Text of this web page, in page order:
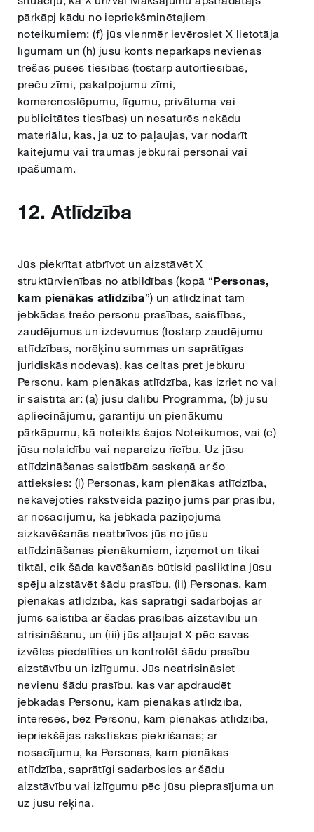
pārkāpj kādu no iepriekšminētajiem
noteikumiem; (f) jūs vienmēr ievērosiet X lietotāja
līgumam un (h) jūsu konts nepārkāps nevienas
trešās puses tiesības (tostarp autortiesības,
preču zīmi, pakalpojumu zīmi,
komercnoslēpumu, līgumu, privātuma vai
publicitātes tiesības) un nesaturēs nekādu
materiālu, kas, ja uz to paļaujas, var nodarīt
kaitējumu vai traumas jebkurai personai vai
īpašumam.
12. Atlīdzība
Jūs piekrītat atbrīvot un aizstāvēt X
struktūrvienības no atbildības (kopā “Personas,
kam pienākas atlīdzība”) un atlīdzināt tām
jebkādas trešo personu prasības, saistības,
zaudējumus un izdevumus (tostarp zaudējumu
atlīdzības, norēķinu summas un saprātīgas
juridiskās nodevas), kas celtas pret jebkuru
Personu, kam pienākas atlīdzība, kas izriet no vai
ir saistīta ar: (a) jūsu dalību Programmā, (b) jūsu
apliecinājumu, garantiju un pienākumu
pārkāpumu, kā noteikts šajos Noteikumos, vai (c)
jūsu nolaidību vai nepareizu rīcību. Uz jūsu
atlīdzināšanas saistībām saskaņā ar šo
attieksies: (i) Personas, kam pienākas atlīdzība,
nekavējoties rakstveidā paziņo jums par prasību,
ar nosacījumu, ka jebkāda paziņojuma
aizkavēšanās neatbrīvos jūs no jūsu
atlīdzināšanas pienākumiem, izņemot un tikai
tiktāl, cik šāda kavēšanās būtiski pasliktina jūsu
spēju aizstāvēt šādu prasību, (ii) Personas, kam
pienākas atlīdzība, kas saprātīgi sadarbojas ar
jums saistībā ar šādas prasības aizstāvību un
atrisināšanu, un (iii) jūs atļaujat X pēc savas
izvēles piedalīties un kontrolēt šādu prasību
aizstāvību un izlīgumu. Jūs neatrisināsiet
nevienu šādu prasību, kas var apdraudēt
jebkādas Personu, kam pienākas atlīdzība,
intereses, bez Personu, kam pienākas atlīdzība,
iepriekšējas rakstiskas piekrišanas; ar
nosacījumu, ka Personas, kam pienākas
atlīdzība, saprātīgi sadarbosies ar šādu
aizstāvību vai izlīgumu pēc jūsu pieprasījuma un
uz jūsu rēķina.